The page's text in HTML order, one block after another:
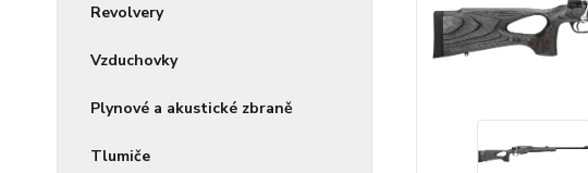
Revolvery
Vzduchovky
Plynové a akustické zbraně
Tlumiče